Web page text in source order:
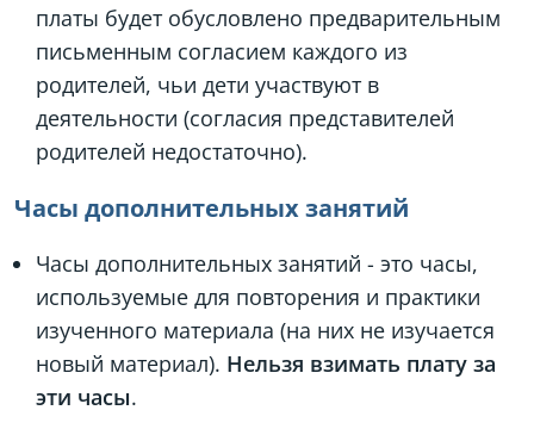
платы будет обусловлено предварительным
письменным согласием каждого из
родителей, чьи дети участвуют в
деятельности (согласия представителей
родителей недостаточно).
Часы дополнительных занятий
Часы дополнительных занятий - это часы,
используемые для повторения и практики
изученного материала (на них не изучается
новый материал). Нельзя взимать плату за
эти часы.